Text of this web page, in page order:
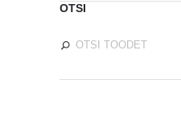
OTSI